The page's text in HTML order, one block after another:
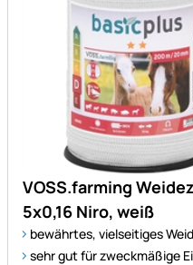
VOSS.farming
5x0,16 Niro, weiß
bewährtes, vielseitiges
sehr gut für zweckmäßige